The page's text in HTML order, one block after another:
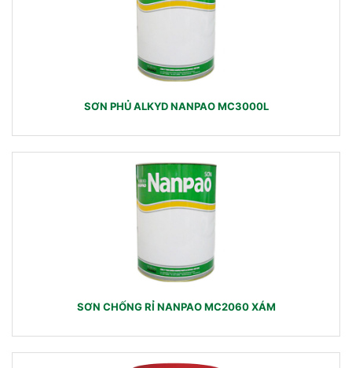
SƠN PHỦ ALKYD NANPAO MC3000L
SƠN CHỐNG RỈ NANPAO MC2060 XÁM